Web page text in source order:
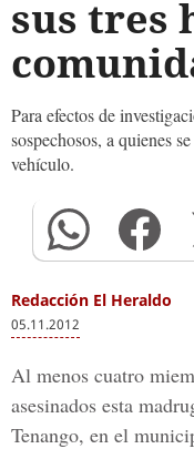
sus tres
Para efectos de
sospechosos, a quienes
vehículo.
Redacción El Heraldo
05.11.2012
Al menos cuatro
asesinados esta
Tenango, en el